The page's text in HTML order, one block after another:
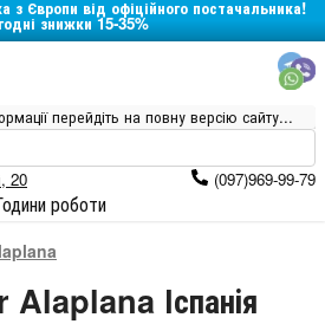
з Європи від офіційного постачальника!
знижки 15-35%
перейдіть на повну версію сайту...
20 (097)969-99-79
роботи
Іспанія